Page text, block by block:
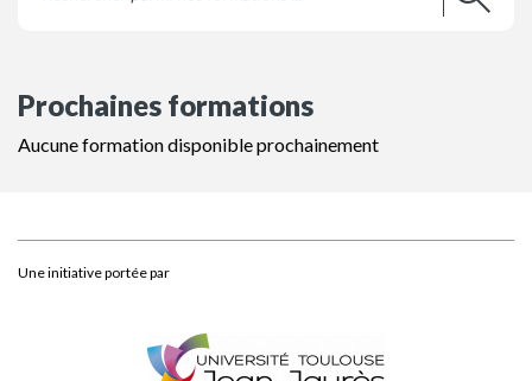
Prochaines formations
Aucune formation disponible prochainement
Une initiative portée par